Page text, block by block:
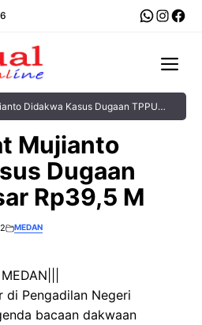
Didakwa Kasus Dugaan TPPU
Mujianto
Dugaan
Rp39,5 M
MEDAN
di Pengadilan Negeri
bacaan dakwaan